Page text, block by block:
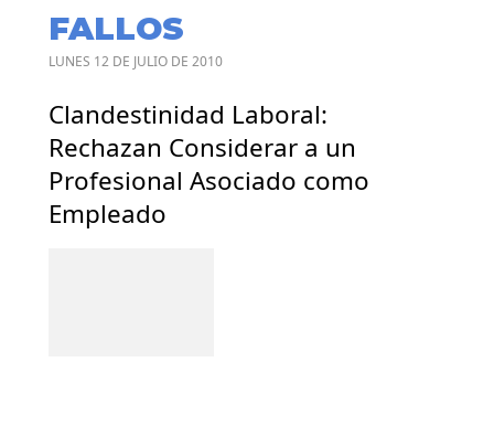
FALLOS
LUNES 12 DE JULIO DE 2010
Clandestinidad Laboral:
Rechazan Considerar a un
Profesional Asociado como
Empleado